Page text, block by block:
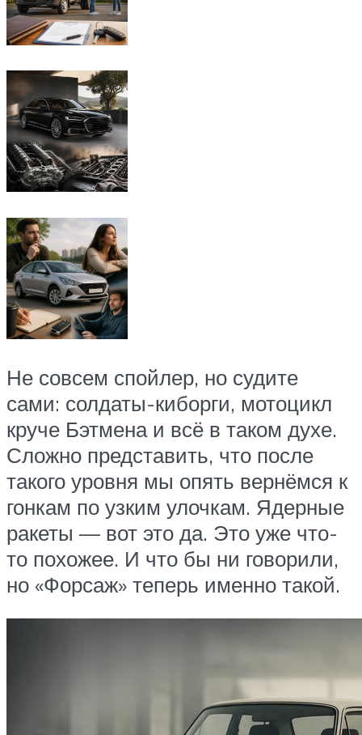
Не совсем спойлер, но судите
сами: солдаты-киборги, мотоцикл
круче Бэтмена и всё в таком духе.
Сложно представить, что после
такого уровня мы опять вернёмся к
гонкам по узким улочкам. Ядерные
ракеты — вот это да. Это уже что-
то похожее. И что бы ни говорили,
но «Форсаж» теперь именно такой.